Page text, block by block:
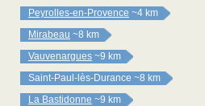
Peyrolles-en-Provence ~4 km
Mirabeau ~8 km
Vauvenargues ~9 km
Saint-Paul-lès-Durance ~8 km
La Bastidonne ~9 km